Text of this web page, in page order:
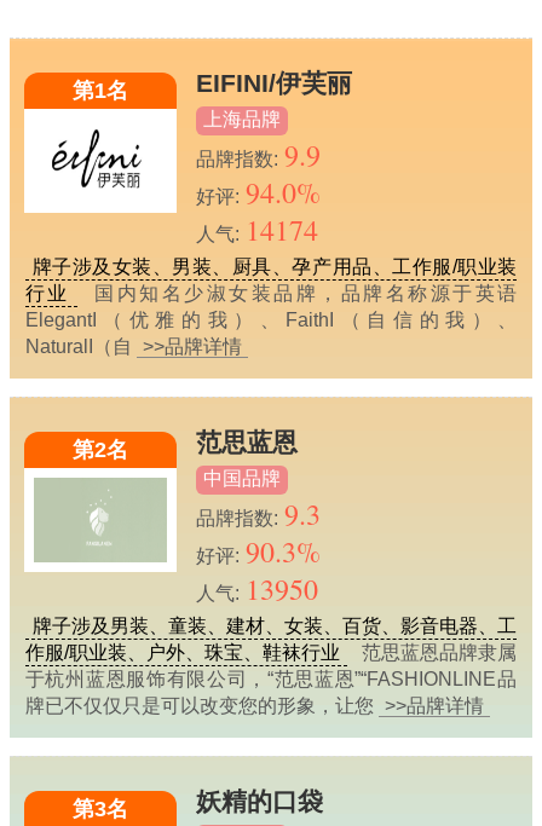
第1名 EIFINI/伊芙丽
上海品牌
品牌指数: 9.9
好评: 94.0%
人气: 14174
牌子涉及女装、男装、厨具、孕产用品、工作服/职业装
行业
国内知名少淑女装品牌，品牌名称源于英语
ElegantI（优雅的我）、FaithI（自信的我）、
NaturalI（自
>>品牌详情
第2名 范思蓝恩
中国品牌
品牌指数: 9.3
好评: 90.3%
人气: 13950
牌子涉及男装、童装、建材、女装、百货、影音电器、工
作服/职业装、户外、珠宝、鞋袜行业
范思蓝恩品牌隶属
于杭州蓝恩服饰有限公司，“范思蓝恩”“FASHIONLINE品
牌已不仅仅只是可以改变您的形象，让您 >>品牌详情
第3名 妖精的口袋